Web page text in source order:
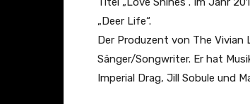
n
V
i
d
„Deer Life“.
Der Produzent von The
Sänger/Songwriter. Er hat
Imperial Drag, Jill Sobule und